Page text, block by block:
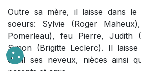
Outre sa mère, il laisse dans
soeurs: Sylvie (Roger
Pomerleau), feu Pierre, Judith
Simon (Brigitte Leclerc). Il
deuil ses neveux, nièces ainsi